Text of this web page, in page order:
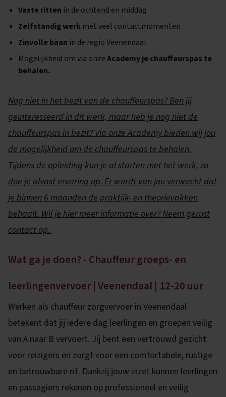
Vaste ritten in de ochtend en middag
Zelfstandig werk met veel contactmomenten
Zinvolle baan in de regio Veenendaal
Mogelijkheid om via onzeAcademy je chauffeurspas te
behalen.
Nog niet in het bezit van de chauffeurspas? Ben jij
geïnteresseerd in dit werk, maar heb je nog niet de
chauffeurspas in bezit? Via onze Academy bieden wij jou
de mogelijkheid om de chauffeurspas te behalen.
Tijdens de opleiding kun je al starten met het werk, zo
doe je alvast ervaring op. Er wordt van jou verwacht dat
je binnen 6 maanden de praktijk- en theorievakken
behaalt. Wil je hier meer informatie over? Neem gerust
contact op.
Wat ga je doen? - Chauffeur groeps- en
leerlingenvervoer | Veenendaal | 12-20 uur
Werken als chauffeur zorgvervoer in Veenendaal
betekent dat jij iedere dag leerlingen en groepen veilig
van A naar B vervoert. Jij bent een vertrouwd gezicht
voor reizigers en zorgt voor een comfortabele, rustige
en betrouwbare rit. Dankzij jouw inzet kunnen leerlingen
en passagiers rekenen op professioneel en veilig